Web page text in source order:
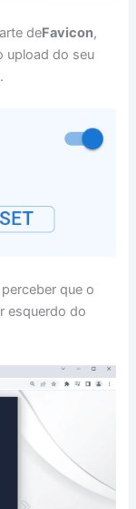
deFavicon,
upload do seu
que o
esquerdo do